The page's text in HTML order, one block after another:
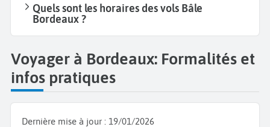
Quels sont les horaires des vols Bâle
Bordeaux ?
Voyager à Bordeaux: Formalités et
infos pratiques
Dernière mise à jour : 19/01/2026